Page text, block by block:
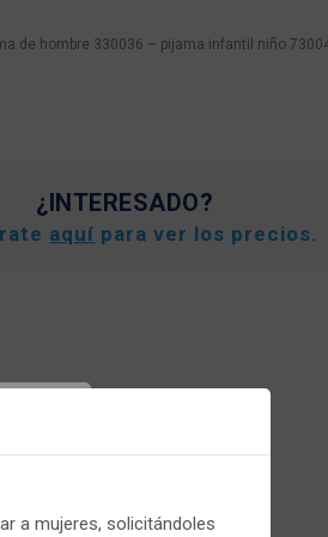
de hombre 330036 – pijama infantil niño
¿INTERESADO?
aquí para ver los precios.
a mujeres, solicitándoles